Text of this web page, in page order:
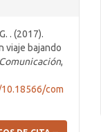
. (2017).
viaje bajando
Comunicación,
com